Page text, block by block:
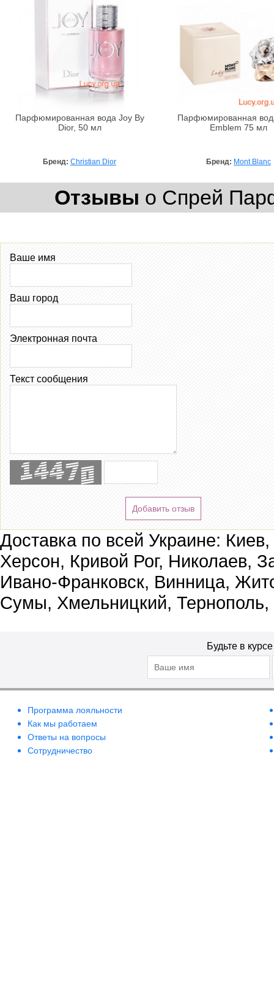
Парфюмированная вода Joy By
Dior, 50 мл
Бренд: Christian Dior
Парфюмированная
Emblem 75 мл
Бренд: Mont Blanc
Отзывы о Спрей
Ваше имя
Ваш город
Электронная почта
Текст сообщения
Добавить отзыв
Доставка по всей Украине:
Херсон, Кривой Рог, Николаев,
Ивано-Франковск, Винница,
Сумы, Хмельницкий, Тернополь,
Будьте в
Программа лояльности
Как мы работаем
Ответы на вопросы
Сотрудничество